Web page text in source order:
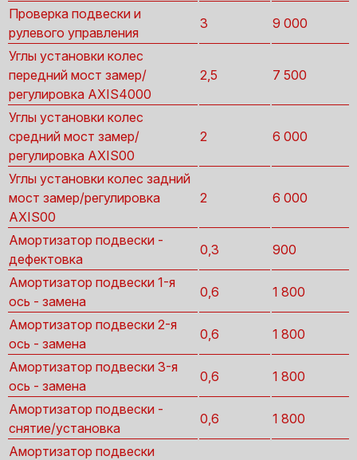
Проверка подвески и
рулевого управления
3 9 000
Углы установки колес
передний мост замер/
регулировка AXIS4000
2,5 7 500
Углы установки колес
средний мост замер/
регулировка AXIS00
2 6 000
Углы установки колес задний
мост замер/регулировка
AXIS00
2 6 000
Амортизатор подвески -
дефектовка
0,3 900
Амортизатор подвески 1-я
ось - замена
0,6 1 800
Амортизатор подвески 2-я
ось - замена
0,6 1 800
Амортизатор подвески 3-я
ось - замена
0,6 1 800
Амортизатор подвески -
снятие/установка
0,6 1 800
Амортизатор подвески